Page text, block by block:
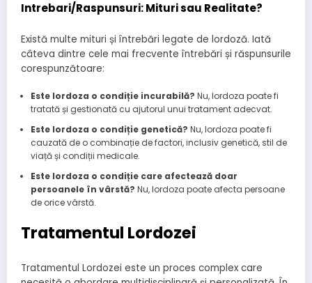
Intrebari/Raspunsuri: Mituri sau Realitate?
Există multe mituri și întrebări legate de lordoză. Iată
câteva dintre cele mai frecvente întrebări și răspunsurile
corespunzătoare:
Este lordoza o condiție incurabilă? Nu, lordoza poate fi
tratată și gestionată cu ajutorul unui tratament adecvat.
Este lordoza o condiție genetică? Nu, lordoza poate fi
cauzată de o combinație de factori, inclusiv genetică, stil de
viață și condiții medicale.
Este lordoza o condiție care afectează doar
persoanele în vârstă? Nu, lordoza poate afecta persoane
de orice vârstă.
Tratamentul Lordozei
Tratamentul Lordozei este un proces complex care